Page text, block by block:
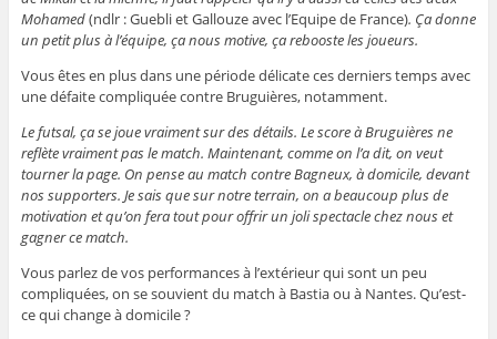
Mohamed(ndlr : Guebli et Gallouze avec l’Equipe de France). Ça donne
un petit plus à l’équipe, ça nous motive, ça rebooste les joueurs.
Vous êtes en plus dans une période délicate ces derniers temps avec
une défaite compliquée contre Bruguières, notamment.
Le futsal, ça se joue vraiment sur des détails. Le score à Bruguières ne
reflète vraiment pas le match. Maintenant, comme on l’a dit, on veut
tourner la page. On pense au match contre Bagneux, à domicile, devant
nos supporters. Je sais que sur notre terrain, on a beaucoup plus de
motivation et qu’on fera tout pour offrir un joli spectacle chez nous et
gagner ce match.
Vous parlez de vos performances à l’extérieur qui sont un peu
compliquées, on se souvient du match à Bastia ou à Nantes. Qu’est-
ce qui change à domicile ?